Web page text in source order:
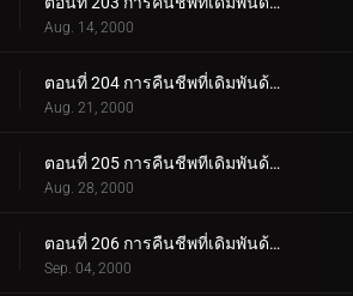
Aug. 14, 2000
ตอนที่ 204 การคืนชีพที่เดิมพันด้วยชีวิต (ยอดนักสืบบาดเจ็บสาหัส)
Aug. 21, 2000
ตอนที่ 205 การคืนชีพทีเดิมพันด้วยชีวิต (ทางเลือกที่ 3)
Aug. 28, 2000
ตอนที่ 206 การคืนชีพที่เดิมพันด้วยชีวิต (อัศวินชุดดำ)
Sep. 04, 2000